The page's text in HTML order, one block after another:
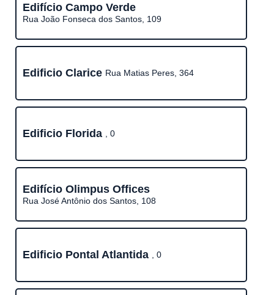
Edifício Campo Verde
Rua João Fonseca dos Santos, 109
Edificio Clarice Rua Matias Peres, 364
Edificio Florida , 0
Edifício Olimpus Offices
Rua José Antônio dos Santos, 108
Edificio Pontal Atlantida , 0